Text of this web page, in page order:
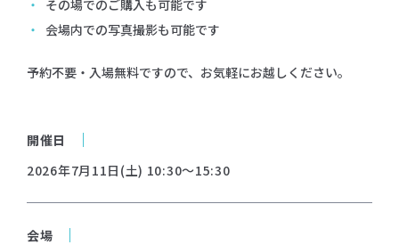
その場でのご購入も可能です
会場内での写真撮影も可能です
予約不要・入場無料ですので、お気軽にお越しください。
開催日
2026年7月11日(土) 10:30～15:30
会場